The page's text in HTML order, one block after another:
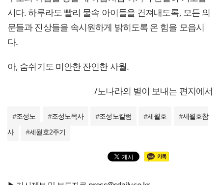
시다. 하루라도 빨리 물속 아이들을 건져내도록, 모든 의
문들과 진상들을 속시원하게 밝히도록 온 힘을 모읍시
다.
아, 숨쉬기도 미안한 잔인한 사월.
/노나라의 별이 보내는 편지에서
#조성노 #조성노목사 #조성노칼럼 #세월호 #세월호참
사
#세월호2주기